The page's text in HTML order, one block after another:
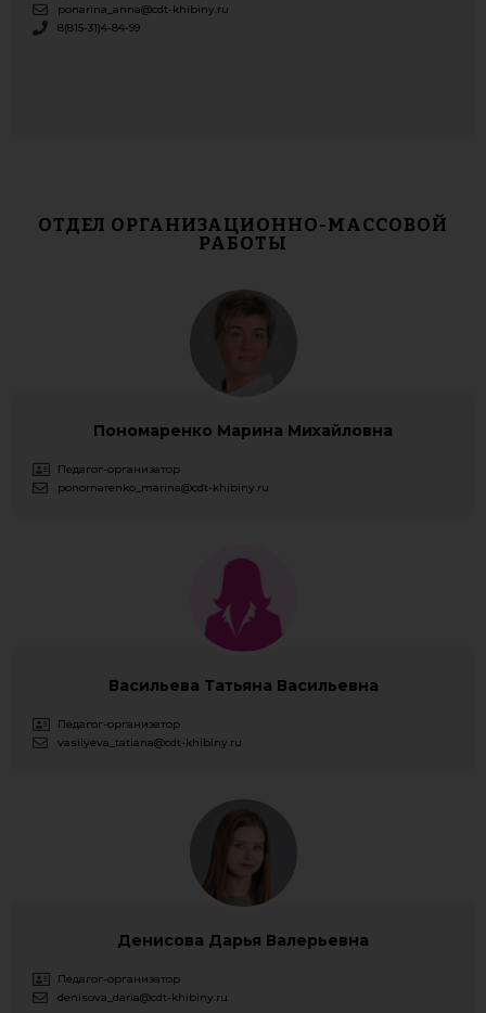
ponarina_anna@cdt-khibiny.ru
8(815-31)4-84-99
ОТДЕЛ ОРГАНИЗАЦИОННО-МАССОВОЙ
РАБОТЫ
Пономаренко Марина Михайловна
Педагог-организатор
ponomarenko_marina@cdt-khibiny.ru
Васильева Татьяна Васильевна
Педагог-организатор
vasilyeva_tatiana@cdt-khibiny.ru
Денисова Дарья Валерьевна
Педагог-организатор
denisova_daria@cdt-khibiny.ru